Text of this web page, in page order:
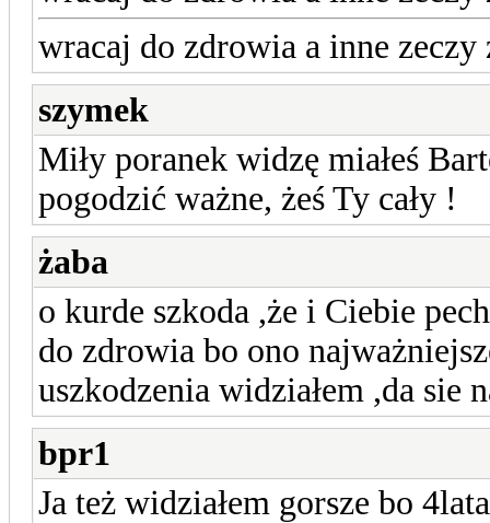
wracaj do zdrowia a inne
szymek
Miły poranek widzę miałeś
pogodzić ważne, żeś Ty cały !
żaba
o kurde szkoda ,że i Ciebie
do zdrowia bo ono
uszkodzenia widziałem ,da sie
bpr1
Ja też widziałem gorsze bo